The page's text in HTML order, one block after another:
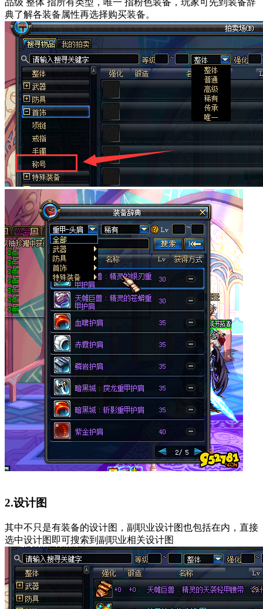
品级 整体 指所有类型，唯一 指粉色装备，玩家可先到装备辞
典了解各装备属性再选择购买装备。
2.设计图
其中不只是有装备的设计图，副职业设计图也包括在内，直接
选中设计图即可搜索到副职业相关设计图